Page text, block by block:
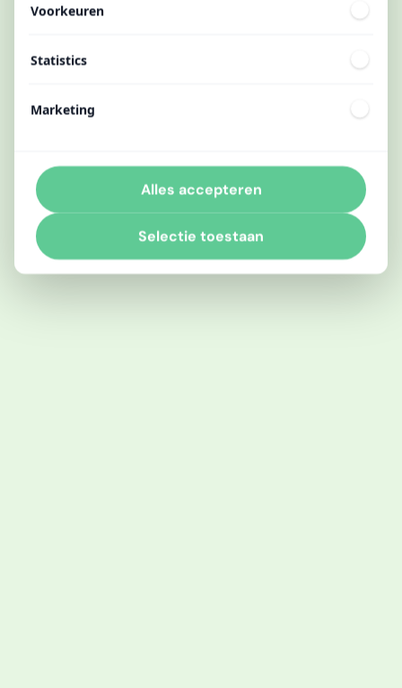
Voorkeuren
Statistics
Marketing
Selectie toestaan
Alles accepteren